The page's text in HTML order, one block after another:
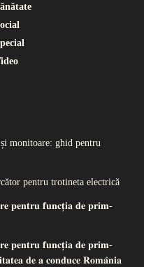
monitoare: ghid pentru
pentru trotineta electrică
𝐩𝐞𝐧𝐭𝐫𝐮 𝐟𝐮𝐧𝐜𝐭̦𝐢𝐚 𝐝𝐞 𝐩𝐫𝐢𝐦-
𝐩𝐞𝐧𝐭𝐫𝐮 𝐟𝐮𝐧𝐜𝐭̦𝐢𝐚 𝐝𝐞 𝐩𝐫𝐢𝐦-
𝐝𝐞 𝐚 𝐜𝐨𝐧𝐝𝐮𝐜𝐞 𝐑𝐨𝐦𝐚̂𝐧𝐢𝐚